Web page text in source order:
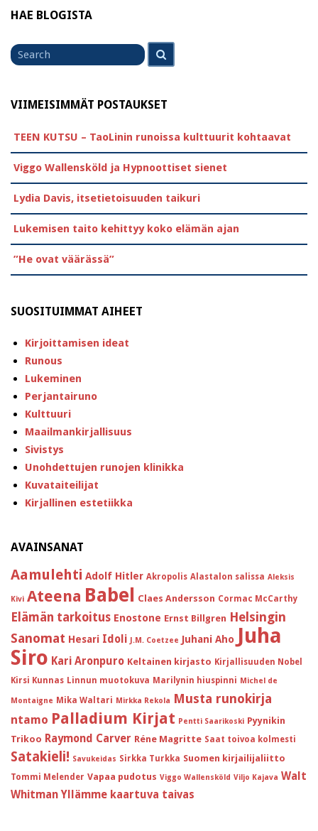
HAE BLOGISTA
Search
for
VIIMEISIMMÄT POSTAUKSET
TEEN KUTSU – TaoLinin runoissa kulttuurit kohtaavat
Viggo Wallensköld ja Hypnoottiset sienet
Lydia Davis, itsetietoisuuden taikuri
Lukemisen taito kehittyy koko elämän ajan
”He ovat väärässä”
SUOSITUIMMAT AIHEET
Kirjoittamisen ideat
Runous
Lukeminen
Perjantairuno
Kulttuuri
Maailmankirjallisuus
Sivistys
Unohdettujen runojen klinikka
Kuvataiteilijat
Kirjallinen estetiikka
AVAINSANAT
Aamulehti Adolf Hitler Akropolis Alastalon salissa Aleksis
Kivi Ateena Babel Claes Andersson Cormac McCarthy
Elämän tarkoitus Enostone Ernst Billgren Helsingin
Sanomat Hesari Idoli J.M. Coetzee Juhani Aho Juha
Siro Kari Aronpuro Keltainen kirjasto Kirjallisuuden Nobel
Kirsi Kunnas Linnun muotokuva Marilynin hiuspinni Michel de
Montaigne Mika Waltari Mirkka Rekola Musta runokirja
ntamo Palladium Kirjat Pentti Saarikoski Pyynikin
Trikoo Raymond Carver Réne Magritte Saat toivoa kolmesti
Satakieli! Savukeidas Sirkka Turkka Suomen kirjailijaliitto
Tommi Melender Vapaa pudotus Viggo Wallensköld Viljo Kajava Walt
Whitman Yllämme kaartuva taivas